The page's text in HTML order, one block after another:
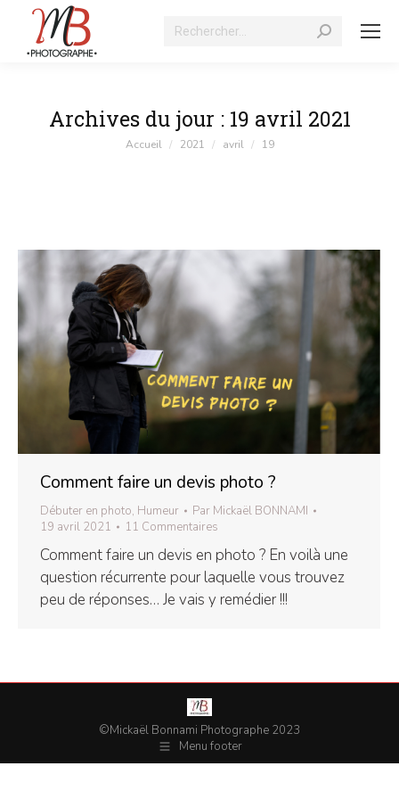
Recherche
Archives du jour : 19 avril 2021
Vous êtes ici :
Accueil 2021 avril 19
Comment faire un devis photo ?
Débuter en photo, Humeur Par Mickaël BONNAMI
19 avril 2021
11 Commentaires
Comment faire un devis en photo ? En voilà une
question récurrente pour laquelle vous trouvez
peu de réponses… Je vais y remédier !!!
©Mickaël Bonnami Photographe 2023
Menu footer